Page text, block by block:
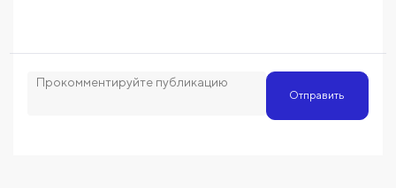
Отправить